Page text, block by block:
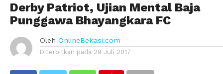
Derby Patriot, Ujian Mental Baja
Punggawa Bhayangkara FC
Oleh OnlineBekasi.com
Diterbitkan pada 29 Juli 2017